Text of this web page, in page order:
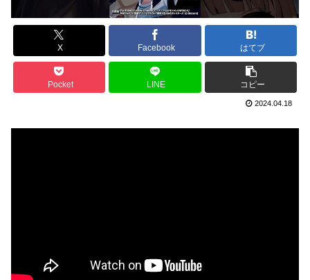
X Facebook はてブ
Pocket LINE コピー
2024.04.18